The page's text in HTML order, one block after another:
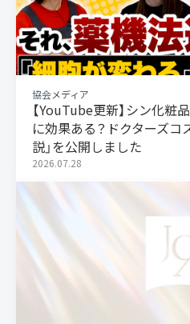
協会メディア
【YouTube更新】シン化粧
に効果ある？ドクターズ
説」を公開しました
2026.07.28